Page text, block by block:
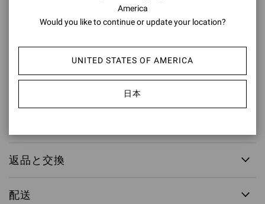
アイコニックなデザインが際立つポインテッドトゥタイプのパン
プス、Gianvito 85。メゾンのシグネチャーともいえるその美しい
リアにてハンドメイドで仕上げました。
ヒールの高さ: 85 mm
モデルコード: G24580.85RIC
返品と交換
配送
America
Would you like to continue or update your location?
UNITED STATES OF AMERICA
日本